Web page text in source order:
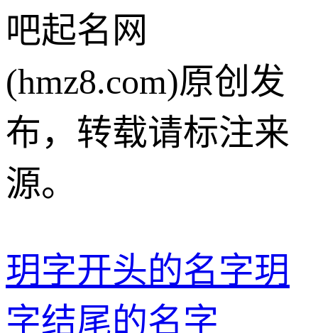
吧起名网
(hmz8.com)原创发
布，转载请标注来
源。
玥字开头的名字玥
字结尾的名字